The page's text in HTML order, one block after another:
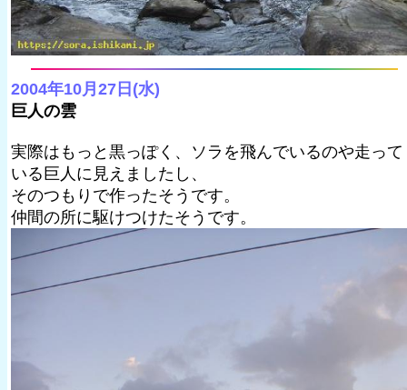
2004年10月27日(水)
巨人の雲
実際はもっと黒っぽく、ソラを飛んでいるのや走って
いる巨人に見えましたし、
そのつもりで作ったそうです。
仲間の所に駆けつけたそうです。